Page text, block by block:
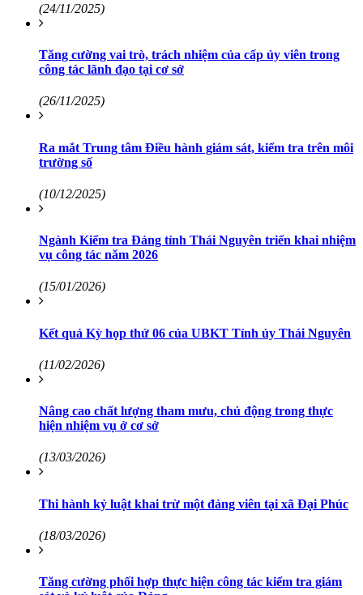
(24/11/2025)
Tăng cường vai trò, trách nhiệm của cấp ủy viên trong
công tác lãnh đạo tại cơ sở
(26/11/2025)
Ra mắt Trung tâm Điều hành giám sát, kiểm tra trên môi
trường số
(10/12/2025)
Ngành Kiểm tra Đảng tỉnh Thái Nguyên triển khai nhiệm
vụ công tác năm 2026
(15/01/2026)
Kết quả Kỳ họp thứ 06 của UBKT Tỉnh ủy Thái Nguyên
(11/02/2026)
Nâng cao chất lượng tham mưu, chủ động trong thực
hiện nhiệm vụ ở cơ sở
(13/03/2026)
Thi hành kỷ luật khai trừ một đảng viên tại xã Đại Phúc
(18/03/2026)
Tăng cường phối hợp thực hiện công tác kiểm tra giám